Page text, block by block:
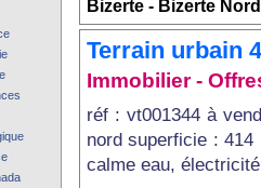
Bizerte - Bizerte
Terrain urbain
Immobilier -
réf : vt001344 à
nord superficie :
calme eau,